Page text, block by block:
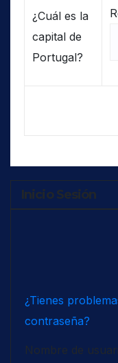
¿Cuál es la
capital de
Portugal?
Inicio Sesión
¿Tienes
contraseña?
Nombre de